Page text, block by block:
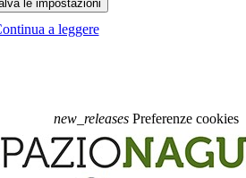
a leggere
new_releases Preferenze cookies